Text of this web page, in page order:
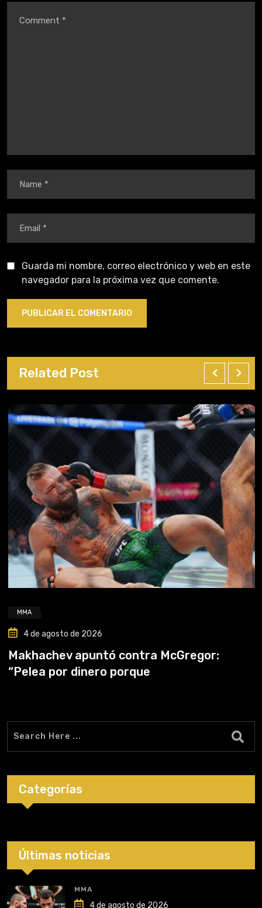
Guarda mi nombre, correo electrónico y web en este
navegador para la próxima vez que comente.
Related Post
MMA
4 de agosto de 2026
Makhachev apuntó contra McGregor:
“Pelea por dinero porque
Categorías
Últimas noticias
MMA
4 de agosto de 2026